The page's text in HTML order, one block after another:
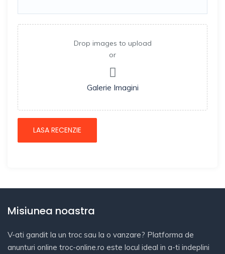
Drop images to upload
or
Galerie Imagini
Misiunea noastra
V-ati gandit la un troc sau la o vanzare? Platforma de
anunturi online troc-online.ro este locul ideal in a-ti indeplini